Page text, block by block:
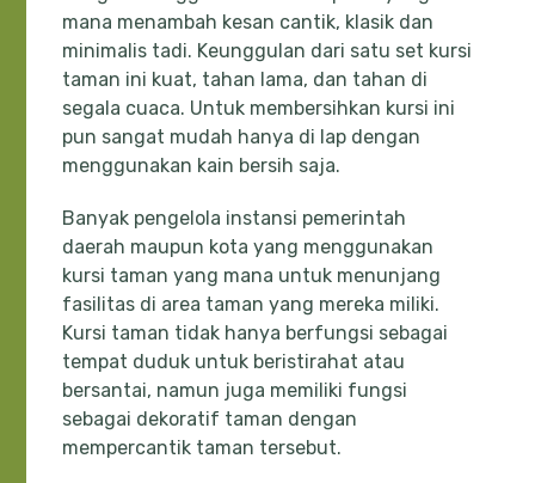
mana menambah kesan cantik, klasik dan
minimalis tadi. Keunggulan dari satu set kursi
taman ini kuat, tahan lama, dan tahan di
segala cuaca. Untuk membersihkan kursi ini
pun sangat mudah hanya di lap dengan
menggunakan kain bersih saja.
Banyak pengelola instansi pemerintah
daerah maupun kota yang menggunakan
kursi taman yang mana untuk menunjang
fasilitas di area taman yang mereka miliki.
Kursi taman tidak hanya berfungsi sebagai
tempat duduk untuk beristirahat atau
bersantai, namun juga memiliki fungsi
sebagai dekoratif taman dengan
mempercantik taman tersebut.